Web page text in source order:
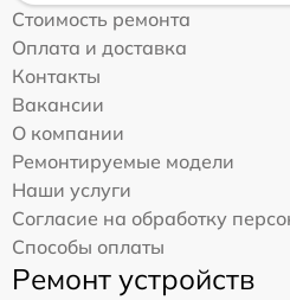
Стоимость ремонта
Оплата и доставка
Контакты
Вакансии
О компании
Ремонтируемые модели
Наши услуги
Согласие на обработку
Способы оплаты
Ремонт устройств